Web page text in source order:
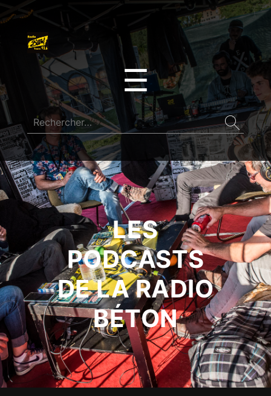
☰
LES
PODCASTS
DE LA RADIO
BÉTON